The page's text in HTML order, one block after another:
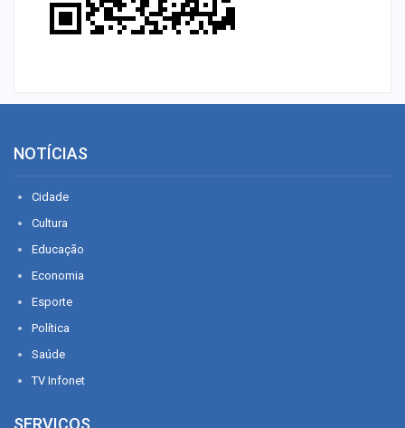
NOTÍCIAS
Cidade
Cultura
Educação
Economia
Esporte
Política
Saúde
TV Infonet
SERVIÇOS